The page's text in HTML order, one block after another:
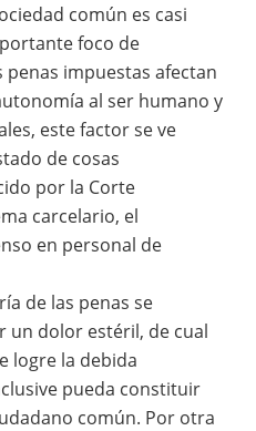
común es casi
foco de
penas impuestas afectan
al ser humano y
este factor se ve
de cosas
por la Corte
carcelario, el
en personal de
de las penas se
un dolor estéril, de cual
logre la debida
pueda constituir
común. Por otra